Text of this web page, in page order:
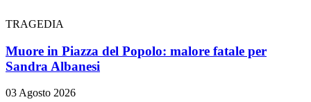
TRAGEDIA
Muore in Piazza del Popolo: malore fatale per
Sandra Albanesi
03 Agosto 2026